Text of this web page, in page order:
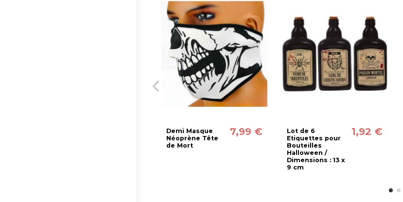
Demi Masque
Néoprène Tête
de Mort
7,99 €
Lot de 6
Etiquettes pour
Bouteilles
Halloween /
Dimensions : 13 x
9 cm
1,92 €